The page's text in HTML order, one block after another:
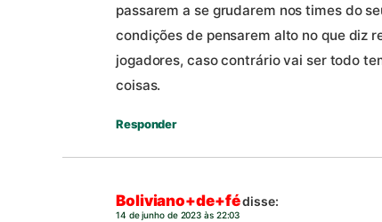
passarem a se grudarem nos times do
condições de pensarem alto no que diz
jogadores, caso contrário vai ser todo
coisas.
Responder
Boliviano+de+fédisse:
14 de junho de 2023 às 22:03